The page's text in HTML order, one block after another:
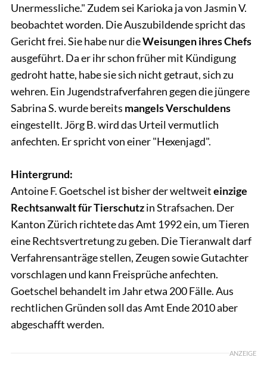
Unermessliche." Zudem sei Karioka ja von Jasmin V.
beobachtet worden. Die Auszubildende spricht das
Gericht frei. Sie habe nur dieWeisungen ihres Chefs
ausgeführt. Da er ihr schon früher mit Kündigung
gedroht hatte, habe sie sich nicht getraut, sich zu
wehren. Ein Jugendstrafverfahren gegen die jüngere
Sabrina S. wurde bereits mangels Verschuldens
eingestellt. Jörg B. wird das Urteil vermutlich
anfechten. Er spricht von einer "Hexenjagd".
Hintergrund:
Antoine F. Goetschel ist bisher der weltweiteinzige
Rechtsanwalt für Tierschutzin Strafsachen. Der
Kanton Zürich richtete das Amt 1992 ein, um Tieren
eine Rechtsvertretung zu geben. Die Tieranwalt darf
Verfahrensanträge stellen, Zeugen sowie Gutachter
vorschlagen und kann Freisprüche anfechten.
Goetschel behandelt im Jahr etwa 200 Fälle. Aus
rechtlichen Gründen soll das Amt Ende 2010 aber
abgeschafft werden.
ANZEIGE